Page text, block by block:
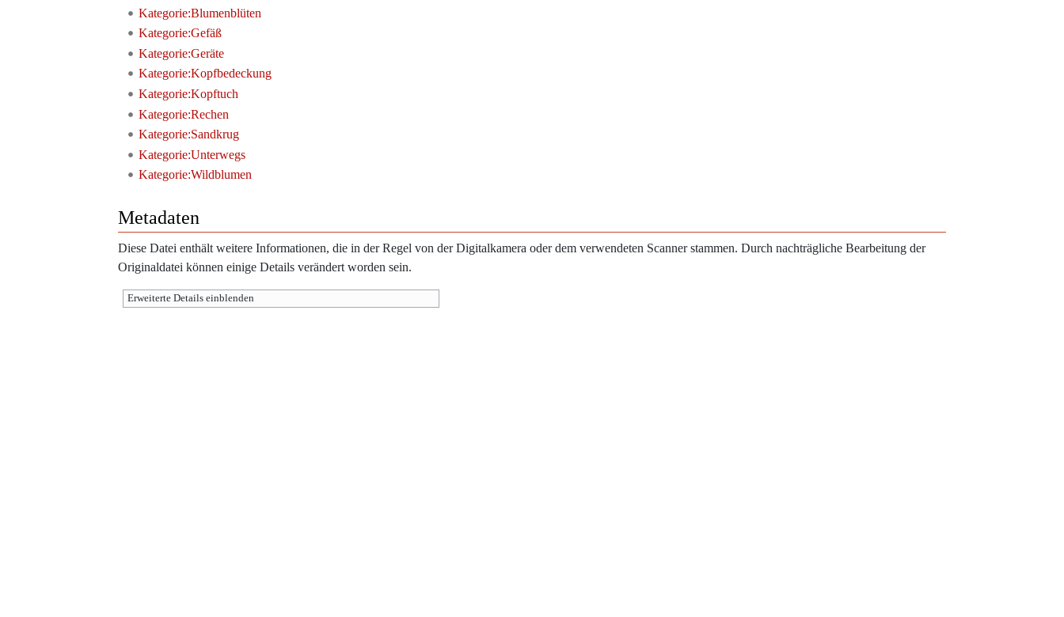
Kategorie:Blumenblüten
Kategorie:Gefäß
Kategorie:Geräte
Kategorie:Kopfbedeckung
Kategorie:Kopftuch
Kategorie:Rechen
Kategorie:Sandkrug
Kategorie:Unterwegs
Kategorie:Wildblumen
Metadaten
Diese Datei enthält weitere Informationen, die in der Regel von der Digitalkamera oder dem verwendeten Scanner stammen. Durch nachträgliche Bearbeitung der
Originaldatei können einige Details verändert worden sein.
Erweiterte Details einblenden